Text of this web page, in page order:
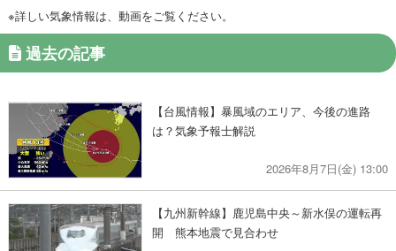
※詳しい気象情報は、動画をご覧ください。
過去の記事
【台風情報】暴風域のエリア、今後の進路
は？気象予報士解説
2026年8月7日(金) 13:00
【九州新幹線】鹿児島中央～新水俣の運転再
開 熊本地震で見合わせ